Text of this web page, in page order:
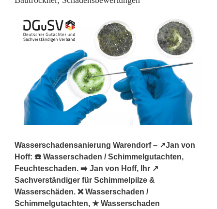
Wasserschadensanierung Warendorf – ↗️Jan von
Hoff: ☎️ Wasserschaden / Schimmelgutachten,
Feuchteschaden. ➡️ Jan von Hoff, Ihr ↗️
Sachverständiger für Schimmelpilze &
Wasserschäden. ❌ Wasserschaden /
Schimmelgutachten, ★ Wasserschaden